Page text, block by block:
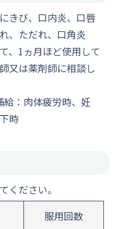
きび、口内炎、口唇
、ただれ、口角炎
、1ヵ月ほど使用して
又は薬剤師に相談し
：肉体疲労時、妊
時
ください。
服用回数